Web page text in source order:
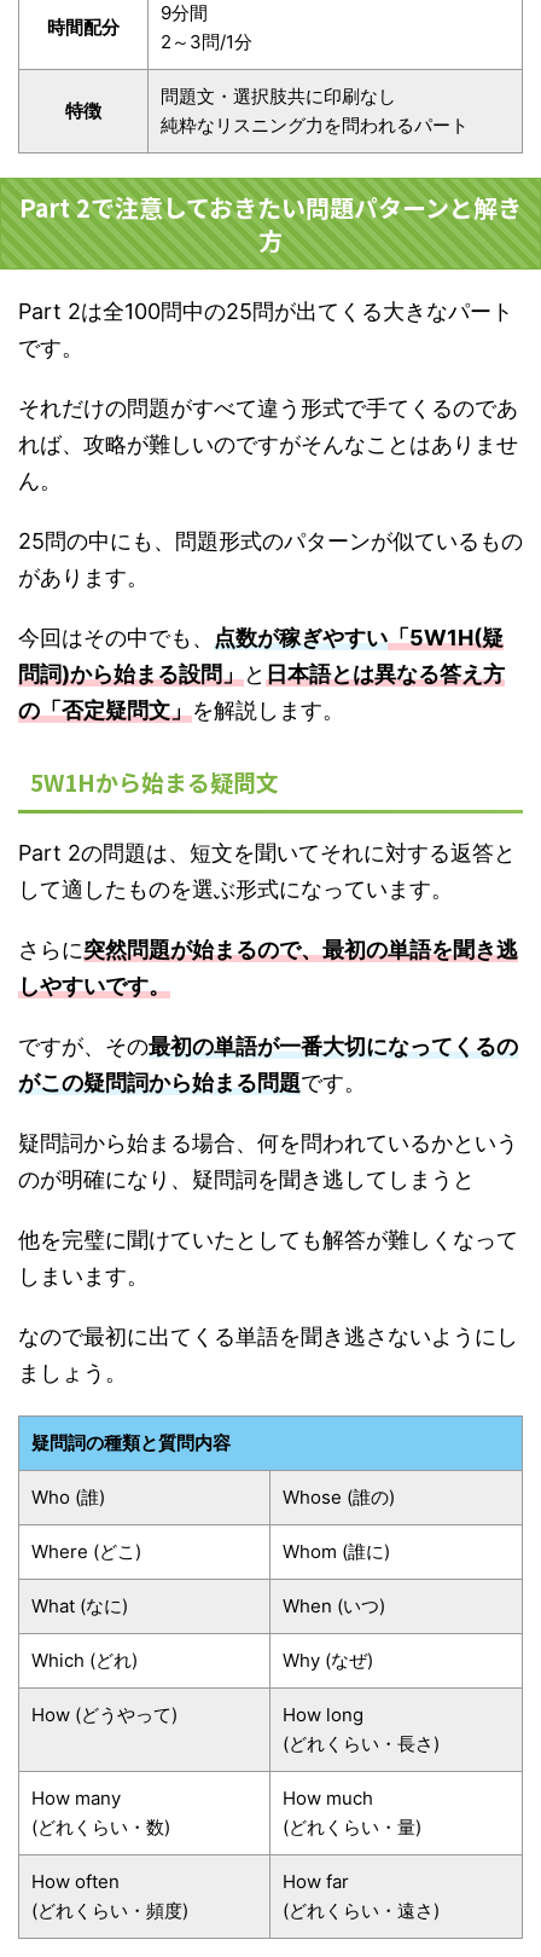
時間配分
9分間
2～3問/1分
特徴
問題文・選択肢共に印刷なし
純粋なリスニング力を問われるパート
Part 2で注意しておきたい問題パターンと解き
方
Part 2は全100問中の25問が出てくる大きなパート
です。
それだけの問題がすべて違う形式で手てくるのであ
れば、攻略が難しいのですがそんなことはありませ
ん。
25問の中にも、問題形式のパターンが似ているもの
があります。
今回はその中でも、 点数が稼ぎやすい「5W1H(疑
問詞)から始まる設問」と日本語とは異なる答え方
の「否定疑問文」を解説します。
5W1Hから始まる疑問文
Part 2の問題は、短文を聞いてそれに対する返答と
して適したものを選ぶ形式になっています。
さらに突然問題が始まるので、最初の単語を聞き逃
しやすいです。
ですが、その最初の単語が一番大切になってくるの
がこの疑問詞から始まる問題です。
疑問詞から始まる場合、何を問われているかという
のが明確になり、疑問詞を聞き逃してしまうと
他を完璧に聞けていたとしても解答が難しくなって
しまいます。
なので最初に出てくる単語を聞き逃さないようにし
ましょう。
疑問詞の種類と質問内容
Who (誰) Whose (誰の)
Where (どこ) Whom (誰に)
What (なに) When (いつ)
Which (どれ) Why (なぜ)
How (どうやって)
How long
(どれくらい・長さ)
How many
(どれくらい・数)
How much
(どれくらい・量)
How often
(どれくらい・頻度)
How far
(どれくらい・遠さ)